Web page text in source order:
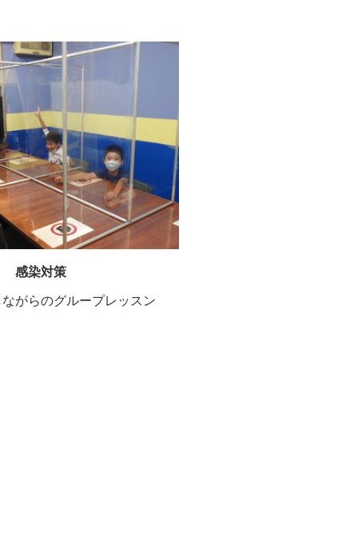
感染対策
がらのグループレッスン